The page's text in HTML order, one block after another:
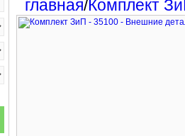
главная/Комплект